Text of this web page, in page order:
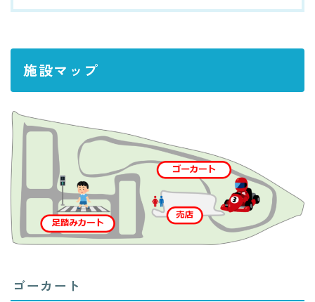
施設マップ
ゴーカート